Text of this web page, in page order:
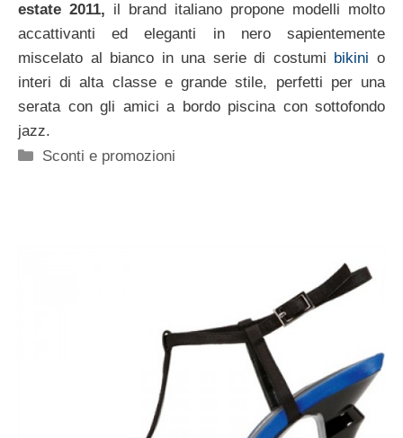
estate 2011, il brand italiano propone modelli molto
accattivanti ed eleganti in nero sapientemente
miscelato al bianco in una serie di costumi bikini o
interi di alta classe e grande stile, perfetti per una
serata con gli amici a bordo piscina con sottofondo
jazz.
Categorie
Sconti e promozioni